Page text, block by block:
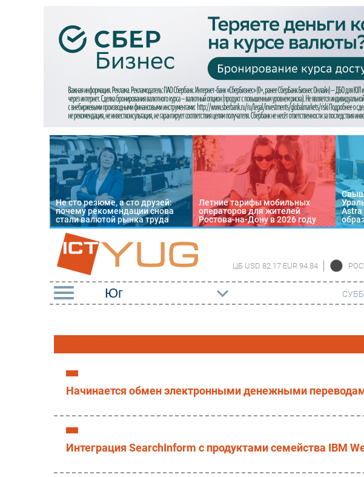
Не сто резюме, а сто друзей:
почему рекомендации снова
стали валютой рынка труда
Летние тарифы мобильных
операторов для жителей
Ростова-на-Дону в 2026 году
Astra
ЦБ USD 82.17 EUR 94.84
Импорто­замещение
Автоматизация
Промышленности
Мобильная связь
Фиксированная связь
Интеграция
Маркетинг
Оборудование
ПО
Кадры
Начинается обмен электронными денежными
Интеграция SearchInform с продуктами семейства IBM